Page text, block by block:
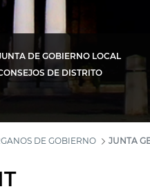
DE GOBIERNO LOCAL
DE DISTRITO
DE GOBIERNO JUNTA